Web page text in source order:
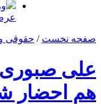
صفحه نخست / حقوقی
علی صبوری
هم احضار